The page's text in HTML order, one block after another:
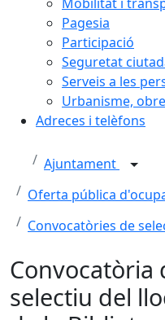
Pagesia
Participació
Seguretat
Serveis a les
Urbanisme,
Adreces i telèfons
Ajuntament
Oferta pública
Convocatòries de
Convocatòria
selectiu del